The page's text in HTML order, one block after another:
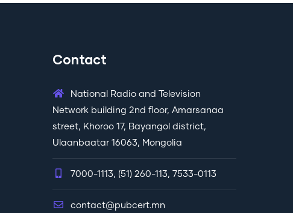
Contact
National Radio and Television
Network building 2nd floor, Amarsanaa
street, Khoroo 17, Bayangol district,
Ulaanbaatar 16063, Mongolia
7000-1113, (51) 260-113, 7533-0113
contact@pubcert.mn